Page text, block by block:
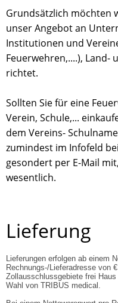
Grundsätzlich möchten
unser Angebot an
Institutionen und
Feuerwehren,....), Land-
richtet.
Sollten Sie für eine
Verein, Schule,...
dem Vereins-
zumindest im Infofeld
gesondert per E-Mail
wesentlich.
Lieferung
Lieferungen erfolgen ab einem
Rechnungs-/Lieferadresse von
Zollausschlussgebiete frei
Wahl von TRIBUS medical.